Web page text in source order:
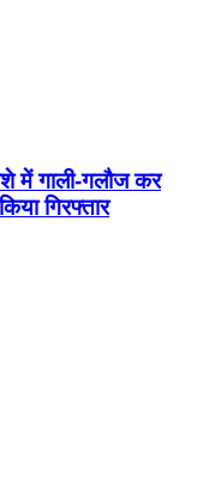
में गाली-गलौज कर
गिरफ्तार